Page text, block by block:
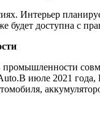
Интерьер
доступна с
июле 2021